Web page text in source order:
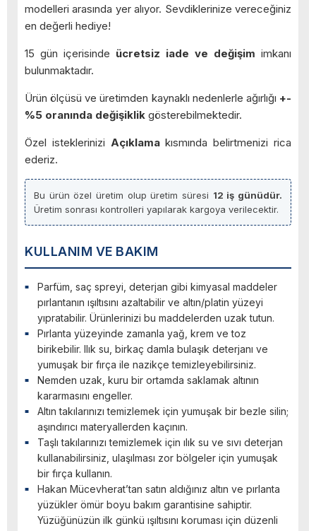
modelleri arasında yer alıyor. Sevdiklerinize vereceğiniz
en değerli hediye!
15 gün içerisinde ücretsiz iade ve değişim imkanı
bulunmaktadır.
Ürün ölçüsü ve üretimden kaynaklı nedenlerle ağırlığı +-
%5 oranında değişiklik gösterebilmektedir.
Özel isteklerinizi Açıklamakısmında belirtmenizi rica
ederiz.
Bu ürün özel üretim olup üretim süresi 12 iş günüdür.
Üretim sonrası kontrolleri yapılarak kargoya verilecektir.
KULLANIM VE BAKIM
Parfüm, saç spreyi, deterjan gibi kimyasal maddeler
pırlantanın ışıltısını azaltabilir ve altın/platin yüzeyi
yıpratabilir. Ürünlerinizi bu maddelerden uzak tutun.
Pırlanta yüzeyinde zamanla yağ, krem ve toz
birikebilir. Ilık su, birkaç damla bulaşık deterjanı ve
yumuşak bir fırça ile nazikçe temizleyebilirsiniz.
Nemden uzak, kuru bir ortamda saklamak altının
kararmasını engeller.
Altın takılarınızı temizlemek için yumuşak bir bezle silin;
aşındırıcı materyallerden kaçının.
Taşlı takılarınızı temizlemek için ılık su ve sıvı deterjan
kullanabilirsiniz, ulaşılması zor bölgeler için yumuşak
bir fırça kullanın.
Hakan Mücevherat’tan satın aldığınız altın ve pırlanta
yüzükler ömür boyu bakım garantisine sahiptir.
Yüzüğünüzün ilk günkü ışıltısını koruması için düzenli